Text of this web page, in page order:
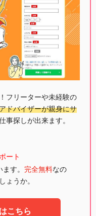
フリーターや未経験の
ドバイザーが親身にサ
事探しが出来ます。
ート
す。 完全無料なの
ょうか。
こちら